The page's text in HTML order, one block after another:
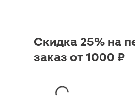
Скидка 25% на
заказ от 1000 ₽